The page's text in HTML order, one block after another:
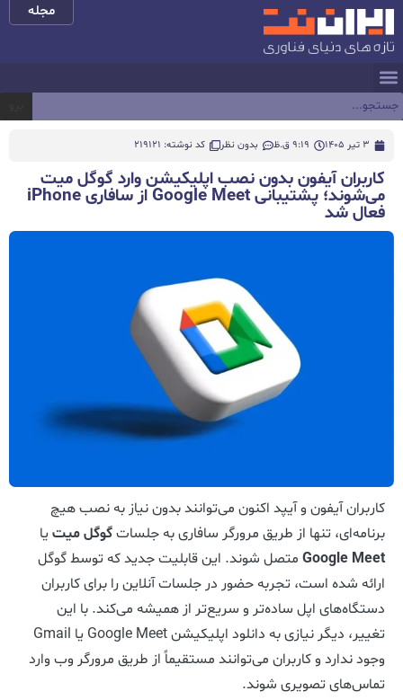
مجله
3 تیر 1405 9:19 ق.ظ بدون نظر کد نوشته: 219121
کاربران آیفون بدون نصب اپلیکیشن وارد گوگل میت
می‌شوند؛ پشتیبانی Google Meet از سافاری iPhone
فعال شد
کاربران آیفون و آیپد اکنون می‌توانند بدون نیاز به نصب هیچ
برنامه‌ای، تنها از طریق مرورگر سافاری به جلساتگوگل میت یا
Google Meet متصل شوند. این قابلیت جدید که توسط گوگل
ارائه شده است، تجربه حضور در جلسات آنلاین را برای کاربران
دستگاه‌های اپل ساده‌تر و سریع‌تر از همیشه می‌کند. با این
تغییر، دیگر نیازی به دانلود اپلیکیشن Google Meet یا Gmail
وجود ندارد و کاربران می‌توانند مستقیماً از طریق مرورگر وب وارد
تماس‌های تصویری شوند.